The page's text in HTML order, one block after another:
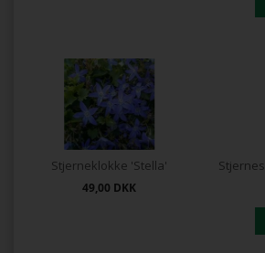
Stjerneklokke 'Stella'
49,00 DKK